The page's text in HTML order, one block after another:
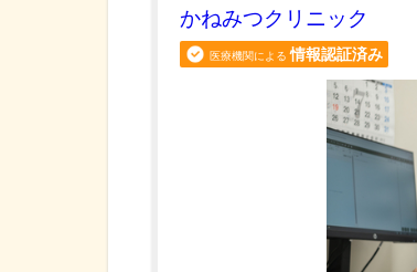
かねみつクリニック
医療機関による 情報認証済み